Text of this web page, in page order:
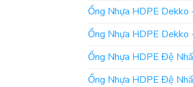
Ống Nhựa HDPE
Ống Nhựa HDPE Dekko
Ống Nhựa HDPE Đệ
Ống Nhựa HDPE Đệ